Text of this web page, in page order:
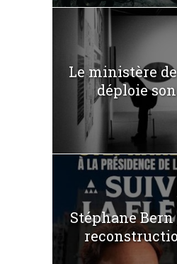
Le ministère
déploie
Stéphane